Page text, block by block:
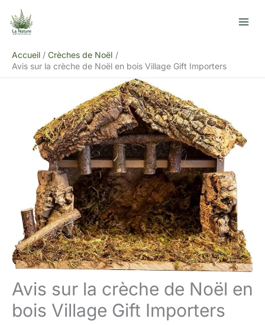
contenu
Accueil
Crèches de Noël
Avis sur la crèche de Noël en bois Village Gift Importers
Avis sur la crèche de Noël en
bois Village Gift Importers
e
h